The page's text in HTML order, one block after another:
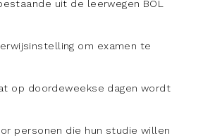
uit de leerwegen BOL
om examen te
op doordeweekse dagen wordt
personen die hun studie willen